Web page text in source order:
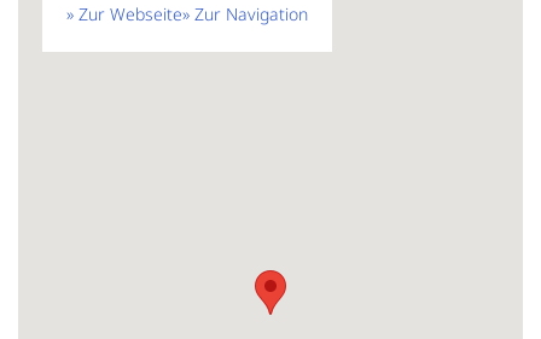
» Zur Navigation
» Zur Webseite